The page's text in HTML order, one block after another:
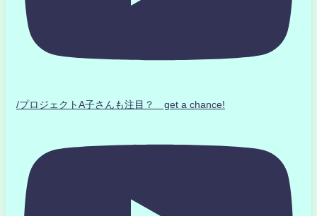
/プロジェクトA子さんも注目？ get a chance!